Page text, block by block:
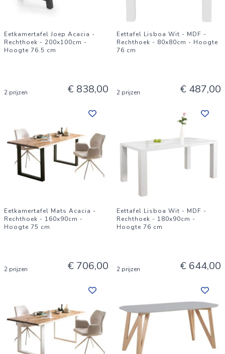
Eetkamertafel Joep Acacia -
Rechthoek - 200x100cm -
Hoogte 76.5 cm
2 prijzen € 838,00
Eettafel Lisboa Wit - MDF -
Rechthoek - 80x80cm - Hoogte
76 cm
2 prijzen € 487,00
Eetkamertafel Mats Acacia -
Rechthoek - 160x90cm -
Hoogte 75 cm
2 prijzen € 706,00
Eettafel Lisboa Wit - MDF -
Rechthoek - 180x90cm -
Hoogte 76 cm
2 prijzen € 644,00